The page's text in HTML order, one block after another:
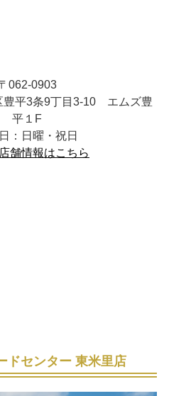
062-0903
豊平3条9丁目3-10 エムズ豊
平１F
：日曜・祝日
舗情報はこちら
ドセンター 東米里店